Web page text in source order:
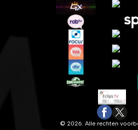
© 2026. Alle rechten